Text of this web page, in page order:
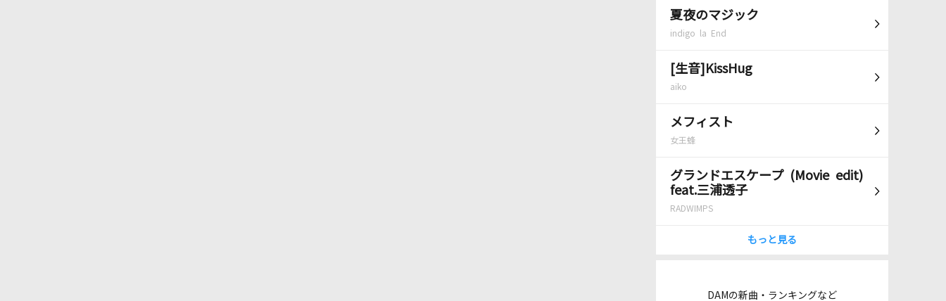
夏夜のマジック
indigo la End
[生音]KissHug
aiko
メフィスト
女王蜂
グランドエスケープ (Movie edit)
feat.三浦透子
RADWIMPS
もっと見る
DAMの新曲・ランキングなど